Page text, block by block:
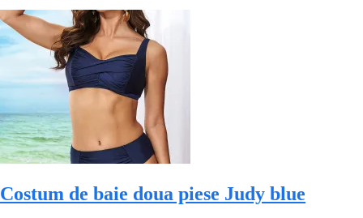
Costum de baie doua piese Judy blue